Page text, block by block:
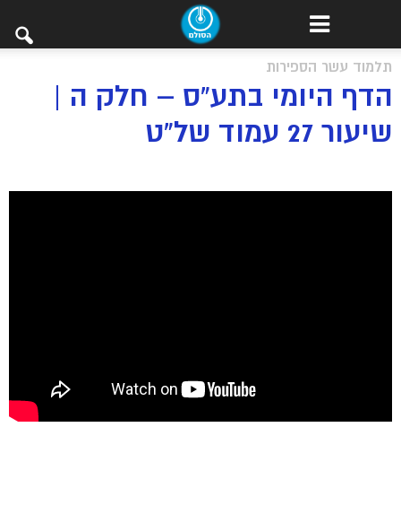
תלמוד עשר הספירות
הדף היומי בתע”ס – חלק ה |
שיעור 27 עמוד של”ט